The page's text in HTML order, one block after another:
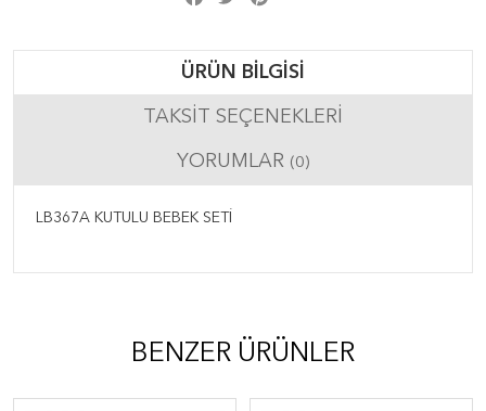
ÜRÜN BILGISI
TAKSIT SEÇENEKLERI
YORUMLAR (0)
LB367A KUTULU BEBEK SETİ
BENZER ÜRÜNLER